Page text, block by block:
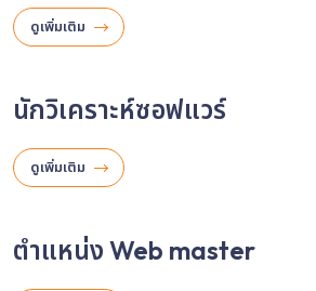
ดูเพิ่มเติม
นักวิเคราะห์ซอฟแวร์
ดูเพิ่มเติม
ตำแหน่ง Web master